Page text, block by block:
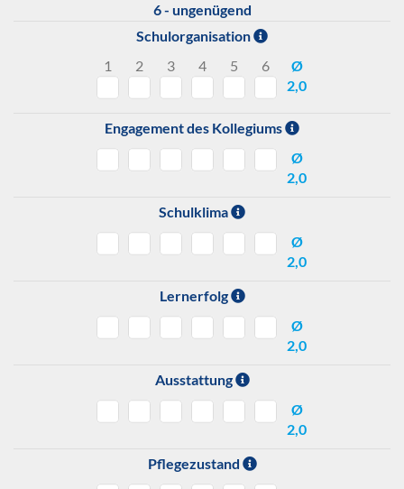
6 - ungenügend
Schulorganisation
1
2 3 4 5 6
Ø
2,0
Engagement des Kollegiums
Ø
2,0
Schulklima
Ø
2,0
Lernerfolg
Ø
2,0
Ausstattung
Ø
2,0
Pflegezustand